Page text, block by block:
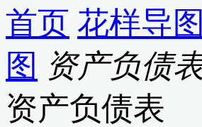
首页 花样导图
图 资产负债
资产负债表